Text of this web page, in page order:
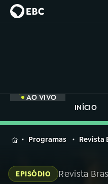
AO VIVO
INÍCIO
MENU
na
Rádio
Programas Revista
EPISÓDIO Revista